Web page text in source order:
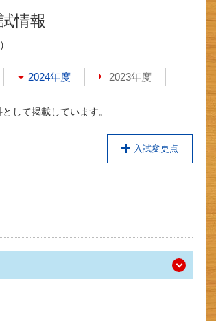
情報
2024年度 2023年度
して掲載しています。
入試変更点